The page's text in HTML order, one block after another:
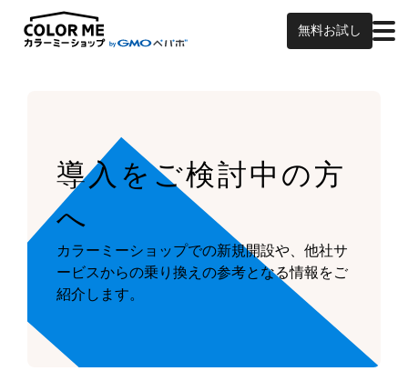
無料お試し
導入をご検討中の方
へ
カラーミーショップでの新規開設や、他社サ
ービスからの乗り換えの参考となる情報をご
紹介します。